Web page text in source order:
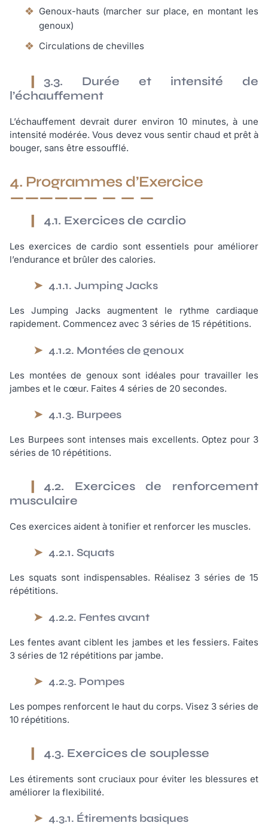
Genoux-hauts (marcher sur place, en montant les
genoux)
Circulations de chevilles
3.3. Durée et intensité de
l’échauffement
L’échauffement devrait durer environ 10 minutes, à une
intensité modérée. Vous devez vous sentir chaud et prêt à
bouger, sans être essoufflé.
4. Programmes d’Exercice
4.1. Exercices de cardio
Les exercices de cardio sont essentiels pour améliorer
l’endurance et brûler des calories.
4.1.1. Jumping Jacks
Les Jumping Jacks augmentent le rythme cardiaque
rapidement. Commencez avec 3 séries de 15 répétitions.
4.1.2. Montées de genoux
Les montées de genoux sont idéales pour travailler les
jambes et le cœur. Faites 4 séries de 20 secondes.
4.1.3. Burpees
Les Burpees sont intenses mais excellents. Optez pour 3
séries de 10 répétitions.
4.2. Exercices de renforcement
musculaire
Ces exercices aident à tonifier et renforcer les muscles.
4.2.1. Squats
Les squats sont indispensables. Réalisez 3 séries de 15
répétitions.
4.2.2. Fentes avant
Les fentes avant ciblent les jambes et les fessiers. Faites
3 séries de 12 répétitions par jambe.
4.2.3. Pompes
Les pompes renforcent le haut du corps. Visez 3 séries de
10 répétitions.
4.3. Exercices de souplesse
Les étirements sont cruciaux pour éviter les blessures et
améliorer la flexibilité.
4.3.1. Étirements basiques